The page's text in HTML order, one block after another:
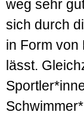
weg sehr
sich durch
in Form von
lässt.